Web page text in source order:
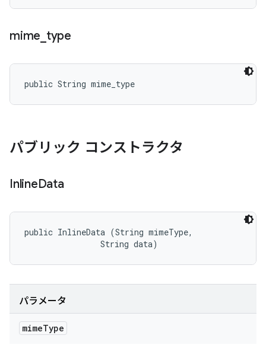
mime type
public String mime_type
パブリック コンストラクタ
InlineData
public InlineData (String mimeType,
                String data)
パラメータ
mimeType